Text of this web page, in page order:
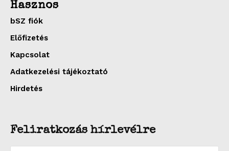
Hasznos
bSZ fiók
Előfizetés
Kapcsolat
Adatkezelési tájékoztató
Hirdetés
Feliratkozás hírlevélre